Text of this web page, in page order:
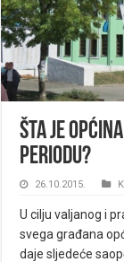
Šta je
periodu?
26.10.2015.
U cilju valjanog i
svega građana
daje sljedeće